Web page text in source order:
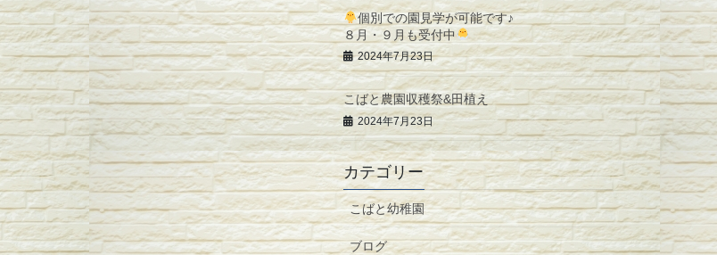
個別での園見学が可能です♪
８月・９月も受付中
2024年7月23日
こばと農園収穫祭&田植え
2024年7月23日
カテゴリー
こばと幼稚園
ブログ